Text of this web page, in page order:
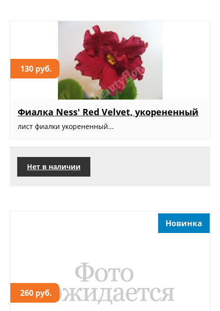
130 руб.
Фиалка Ness' Red Velvet, укорененный
лист фиалки укорененный...
Нет в наличии
260 руб.
Новинка